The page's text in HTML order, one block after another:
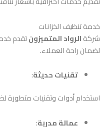
خدمة تنظيف الخزانات
شركةالرواد المتميزونتقدم
لضمان راحة العملاء.
تقنيات حديثة:
استخدام أدوات وتقنيات
عمالة مدربة: